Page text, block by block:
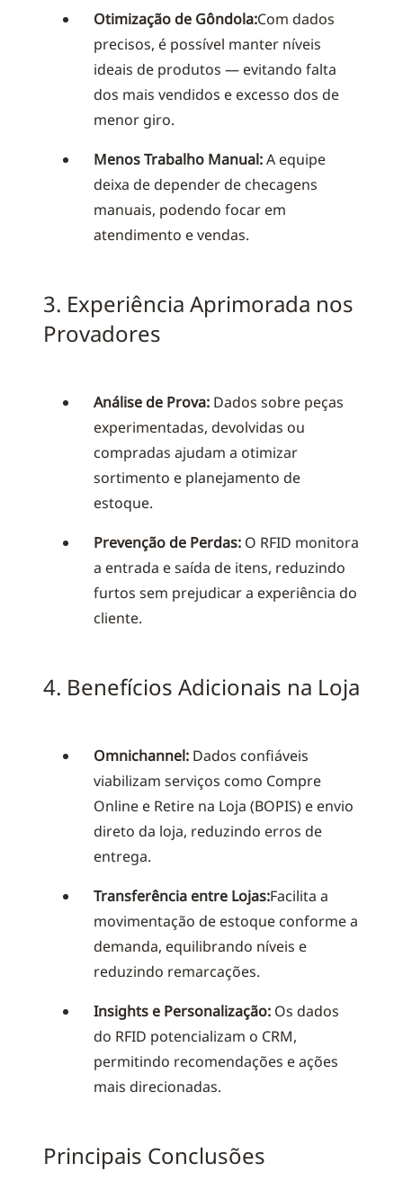
Otimização de Gôndola:Com dados
precisos, é possível manter níveis
ideais de produtos — evitando falta
dos mais vendidos e excesso dos de
menor giro.
Menos Trabalho Manual:A equipe
deixa de depender de checagens
manuais, podendo focar em
atendimento e vendas.
3. Experiência Aprimorada nos
Provadores
Análise de Prova: Dados sobre peças
experimentadas, devolvidas ou
compradas ajudam a otimizar
sortimento e planejamento de
estoque.
Prevenção de Perdas: O RFID monitora
a entrada e saída de itens, reduzindo
furtos sem prejudicar a experiência do
cliente.
4. Benefícios Adicionais na Loja
Omnichannel: Dados confiáveis
viabilizam serviços como Compre
Online e Retire na Loja (BOPIS) e envio
direto da loja, reduzindo erros de
entrega.
Transferência entre Lojas:Facilita a
movimentação de estoque conforme a
demanda, equilibrando níveis e
reduzindo remarcações.
Insights e Personalização: Os dados
do RFID potencializam o CRM,
permitindo recomendações e ações
mais direcionadas.
Principais Conclusões